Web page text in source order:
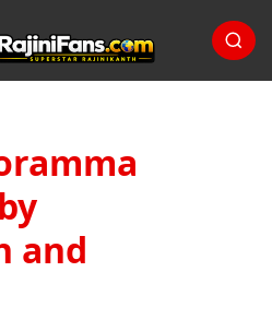
and